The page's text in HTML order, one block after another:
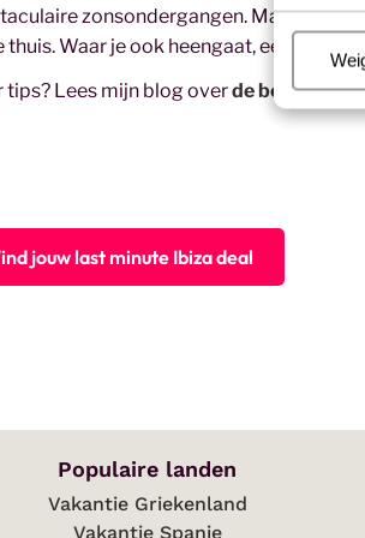
zonsondergangen. Maar ook
thuis. Waar je ook heengaat, een last
tips? Lees mijn blog overde beste last
jouw last minute Ibiza deal
Populaire landen
Vakantie Griekenland
Vakantie Spanje